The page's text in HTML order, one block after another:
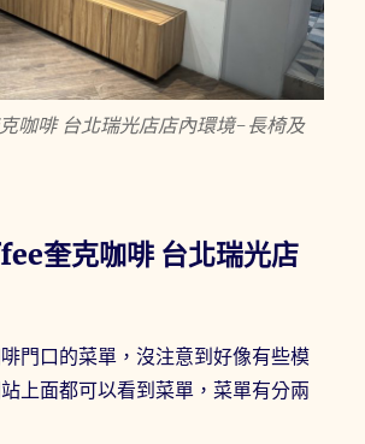
咖啡 台北瑞光店店內環境-長椅及
奎克咖啡 台北瑞光店
門口的菜單，沒注意到好像有些模
上面都可以看到菜單，菜單有分兩